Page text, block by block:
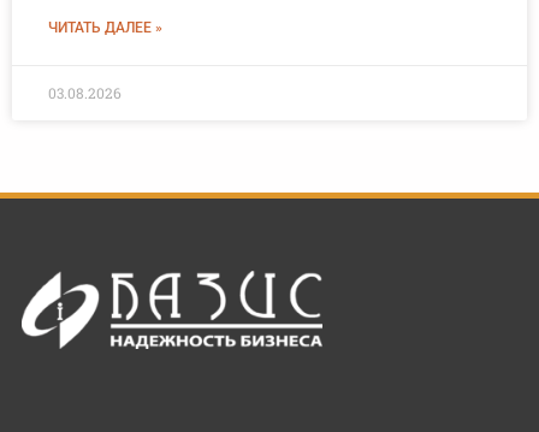
ЧИТАТЬ ДАЛЕЕ »
03.08.2026